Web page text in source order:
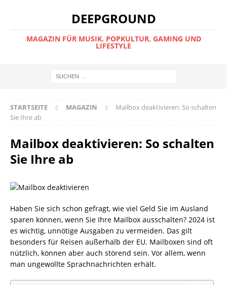
DEEPGROUND
MAGAZIN FÜR MUSIK, POPKULTUR, GAMING UND
LIFESTYLE
STARTSEITE MAGAZIN
Mailbox deaktivieren: So schalten
Sie Ihre ab
Mailbox deaktivieren: So schalten
Sie Ihre ab
Haben Sie sich schon gefragt, wie viel Geld Sie im Ausland
sparen können, wenn Sie Ihre Mailbox ausschalten? 2024 ist
es wichtig, unnötige Ausgaben zu vermeiden. Das gilt
besonders für Reisen außerhalb der EU. Mailboxen sind oft
nützlich, können aber auch störend sein. Vor allem, wenn
man ungewollte Sprachnachrichten erhält.